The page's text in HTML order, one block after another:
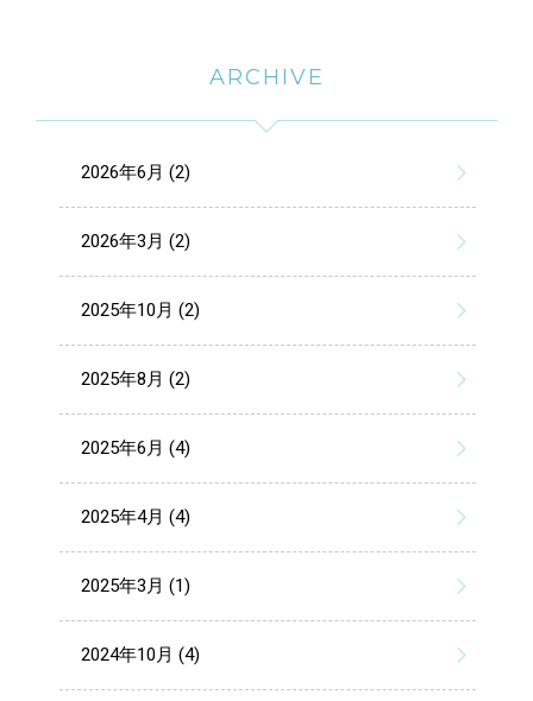
ARCHIVE
2026年6月 (2)
2026年3月 (2)
2025年10月 (2)
2025年8月 (2)
2025年6月 (4)
2025年4月 (4)
2025年3月 (1)
2024年10月 (4)